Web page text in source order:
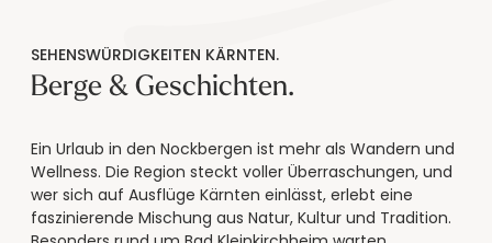
SEHENSWÜRDIGKEITEN KÄRNTEN.
Berge & Geschichten.
Ein Urlaub in den Nockbergen ist mehr als Wandern und
Wellness. Die Region steckt voller Überraschungen, und
wer sich auf Ausflüge Kärnten einlässt, erlebt eine
faszinierende Mischung aus Natur, Kultur und Tradition.